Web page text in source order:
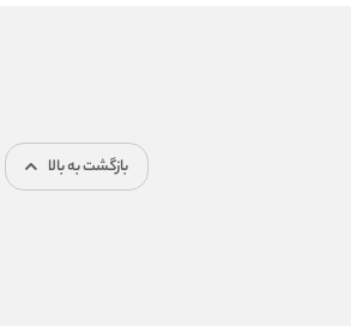
بازگشت به بالا